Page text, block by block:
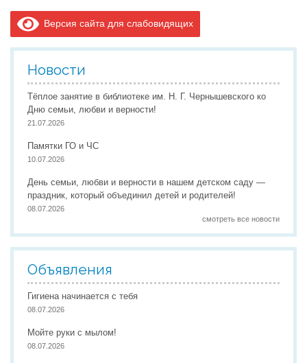
Версия сайта для слабовидящих
Новости
Тёплое занятие в библиотеке им. Н. Г. Чернышевского ко
Дню семьи, любви и верности!
21.07.2026
Памятки ГО и ЧС
10.07.2026
День семьи, любви и верности в нашем детском саду —
праздник, который объединил детей и родителей!
08.07.2026
смотреть все новости
Объявления
Гигиена начинается с тебя
08.07.2026
Мойте руки с мылом!
08.07.2026